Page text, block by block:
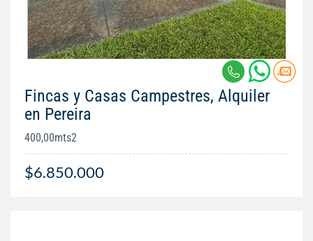
Fincas y Casas Campestres, Alquiler
en Pereira
400,00mts2
$6.850.000